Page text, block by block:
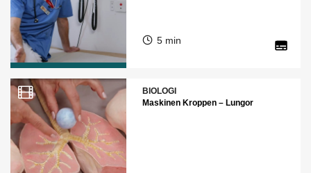
5 min
BIOLOGI
Maskinen Kroppen – Lungor